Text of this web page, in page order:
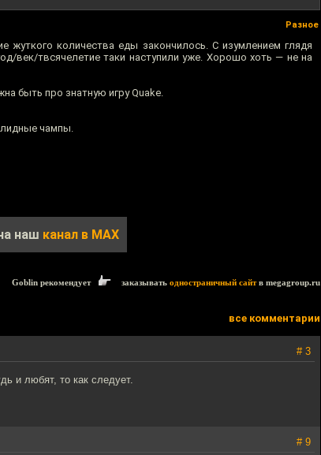
Разное
жуткого количества еды закончилось. С изумлением глядя
век/твсячелетие таки наступили уже. Хорошо хоть — не на
быть про знатную игру Quake.
чампы.
наш канал в MAX
Goblin рекомендует заказывать одностраничный сайтв megagroup.ru
все комментарии
# 3
и любят, то как следует.
# 9